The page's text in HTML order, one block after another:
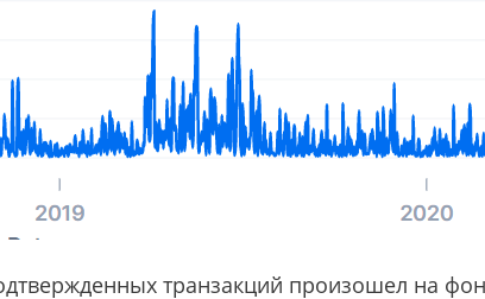
транзакций произошел на